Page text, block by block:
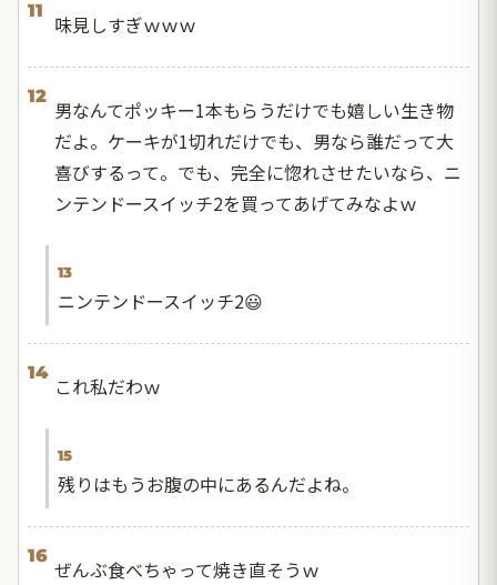
11
味見しすぎｗｗｗ
12
男なんてポッキー1本もらうだけでも嬉しい生き物
だよ。ケーキが1切れだけでも、男なら誰だって大
喜びするって。でも、完全に惚れさせたいなら、ニ
ンテンドースイッチ2を買ってあげてみなよｗ
13
ニンテンドースイッチ2😃
14
これ私だわｗ
15
残りはもうお腹の中にあるんだよね。
16
ぜんぶ食べちゃって焼き直そうｗ